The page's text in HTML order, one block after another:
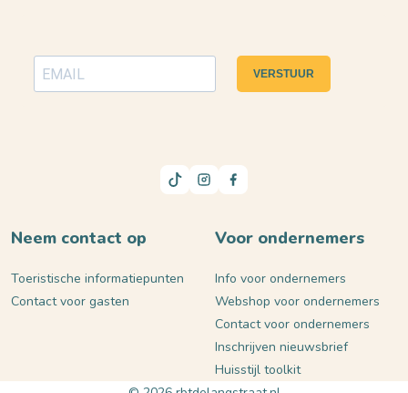
VERSTUUR
Neem contact op
Toeristische informatiepunten
Contact voor gasten
Voor ondernemers
Info voor ondernemers
Webshop voor ondernemers
Contact voor ondernemers
Inschrijven nieuwsbrief
Huisstijl toolkit